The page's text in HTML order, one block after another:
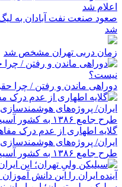
صعود صنعت نفت آبادان به
شد
زمان دربی تهران مشخص شد
دوراهی ماندن و رفتن / چرا
گلایه اطهاری از عدم درک
ایران/ پروژه‌های
طرح جامع ۱۳۸۶ به کشور آسیب زد